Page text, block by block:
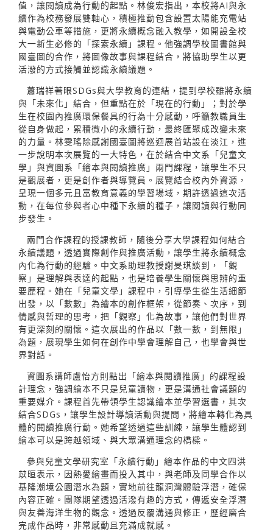
值，讓閱讀成為行動的起點。林俊宏指出，本校將AI與永
續作為校務發展雙軸心，積極推動包含設置太陽能充電站
與電動公車等措施，更將永續概念融入教學，如開設全校
大一新生必修的「探索永續」課程。他強調學校圖書館與
國臺圖的合作，將圖像故事與課程結合，將協助學生以更
活潑的方式接觸並認識永續議題。
蕭瑞祥著眼SDGs與大學教育的連結，提到學校雖將永續
與「未來化」結合，但重點在於「現在的行動」；對於學
生在校園內推廣環保餐具的行為十分感動，呼籲教職員生
從自身做起，累積微小的永續行動，最終匯聚成改變未來
的力量。林雯瑤除感謝國臺圖將巡迴展首站設在淡江，進
一步說明本次展覽的一大特色，在於結合中文系「兒童文
學」與資圖系「繪本與閱讀推廣」兩門課程，讓學生不只
是觀展者，更是創作者與導覽員。展覽結合校內外資源，
呈現一個多元且富教育意義的學習場域，期許透過這次活
動，在每位參與者心中種下永續的種子，讓閱讀與行動同
步發生。
兩門合作課程的授課教師，隨後分享大學課程如何結合
永續議題，透過實際創作與推廣活動，讓學生將永續概念
內化為行動的經驗。中文系助理教授謝旻琪談到，「觀
察」是理解與表達的起點，也是培養學生關懷與思辨的重
要歷程。她在「兒童文學」課程中，引導學生從生活細節
出發，以「數數」為繪本的創作框架，從節奏、次序，到
情感與哲理的思考，把「觀察」化為故事，讓他們對世界
有更深刻的關懷。這次展出的作品以「數一數，到無限」
為題，展現學生如何在創作中學會理解自己，也學會與世
界對話。
資圖系講師盧怡方則點出「繪本與閱讀推廣」的課程設
計理念，強調繪本不只是兒童讀物，更是溝通社會議題的
重要媒介。課程首先帶領學生認識繪本並學習選書，其次
結合SDGs，讓學生設計導讀活動與提問，將繪本轉化為具
體的閱讀推廣行動。她希望透過這些訓練，讓學生體認到
繪本可以是跨越領域、與大眾溝通理念的橋樑。
參與兒童文學研究室「永續行動」繪本作品的中文四洪
苡晅表示，因熱愛繪畫而投入其中，與老師及同學合作以
基隆潮境公園潛水為題，實地前往龍洞灣體驗浮潛，確保
內容正確。團隊期望透過活潑有趣的方式，傳遞安全浮潛
與友善海洋生物的觀念。透過反覆溝通與修正，歷經磨合
完成作品時，非常感動且充滿成就感。